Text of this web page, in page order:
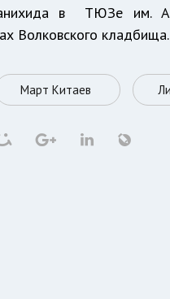
в ТЮЗе им.
Волковского кладбища.
Март Китаев